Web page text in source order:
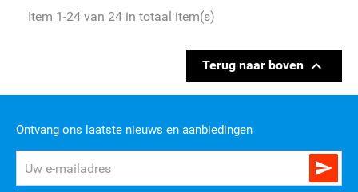
Item 1-24 van 24 in totaal item(s)
Terug naar boven 
Ontvang ons laatste nieuws en aanbiedingen
